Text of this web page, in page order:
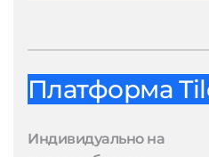
Платформа
Индивидуально на